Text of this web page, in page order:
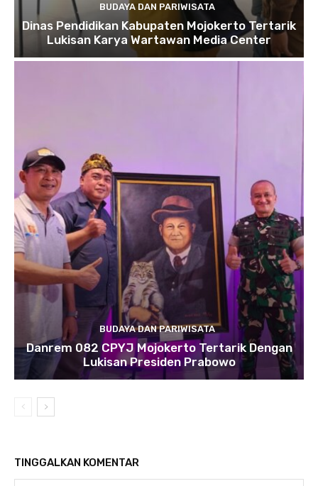
BUDAYA DAN PARIWISATA
Dinas Pendidikan Kabupaten Mojokerto Tertarik
Lukisan Karya Wartawan Media Center
BUDAYA DAN PARIWISATA
Danrem 082 CPYJ Mojokerto Tertarik Dengan
Lukisan Presiden Prabowo
TINGGALKAN KOMENTAR